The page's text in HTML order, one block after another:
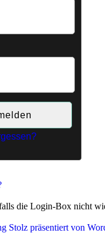
die Login-Box nicht
Stolz präsentiert von